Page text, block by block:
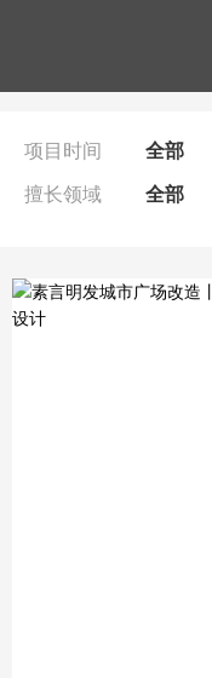
项目时间 全部
擅长领域 全部